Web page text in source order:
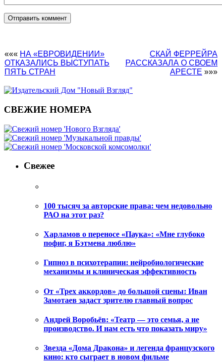
««« НА «ЕВРОВИДЕНИИ»
ОТКАЗАЛИСЬ ВЫСТУПАТЬ
ПЯТЬ СТРАН
СКАЙ ФЕРРЕЙРА
РАССКАЗАЛА О СВОЕМ
АРЕСТЕ »»»
СВЕЖИЕ НОМЕРА
Свежее
100 тысяч за авторские права: чем недовольно
РАО на этот раз?
Харламов о переносе «Паука»: «Мне глубоко
пофиг, я Бэтмена люблю»
Гипноз в психотерапии: нейробиологические
механизмы и клиническая эффективность
От «Трех аккордов» до большой сцены: Иван
Замотаев задаст зрителю главный вопрос
Андрей Воробьёв: «Театр — это семья, а не
производство. И нам есть что показать миру»
Звезда «Дома Дракона» и легенда французского
кино: кто сыграет в новом фильме